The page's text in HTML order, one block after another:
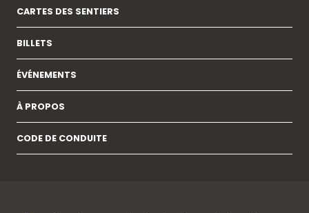
CARTES DES SENTIERS
BILLETS
ÉVÉNEMENTS
À PROPOS
CODE DE CONDUITE